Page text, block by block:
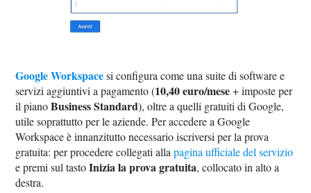
Google Workspacesi configura come una suite di software e
servizi aggiuntivi a pagamento (10,40 euro/mese+ imposte per
il pianoBusiness Standard), oltre a quelli gratuiti di Google,
utile soprattutto per le aziende. Per accedere a Google
Workspace è innanzitutto necessario iscriversi per la prova
gratuita: per procedere collegati allapagina ufficiale del servizio
e premi sul tastoInizia la prova gratuita, collocato in alto a
destra.